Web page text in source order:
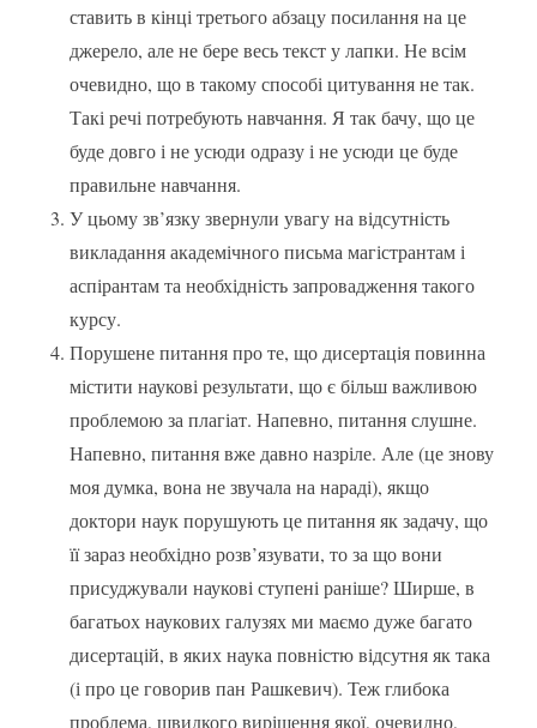
ставить в кінці третього абзацу посилання на це
джерело, але не бере весь текст у лапки. Не всім
очевидно, що в такому способі цитування не так.
Такі речі потребують навчання. Я так бачу, що це
буде довго і не усюди одразу і не усюди це буде
правильне навчання.
У цьому зв’язку звернули увагу на відсутність
викладання академічного письма магістрантам і
аспірантам та необхідність запровадження такого
курсу.
Порушене питання про те, що дисертація повинна
містити наукові результати, що є більш важливою
проблемою за плагіат. Напевно, питання слушне.
Напевно, питання вже давно назріле. Але (це знову
моя думка, вона не звучала на нараді), якщо
доктори наук порушують це питання як задачу, що
її зараз необхідно розв’язувати, то за що вони
присуджували наукові ступені раніше? Ширше, в
багатьох наукових галузях ми маємо дуже багато
дисертацій, в яких наука повністю відсутня як така
(і про це говорив пан Рашкевич). Теж глибока
проблема, швидкого вирішення якої, очевидно,